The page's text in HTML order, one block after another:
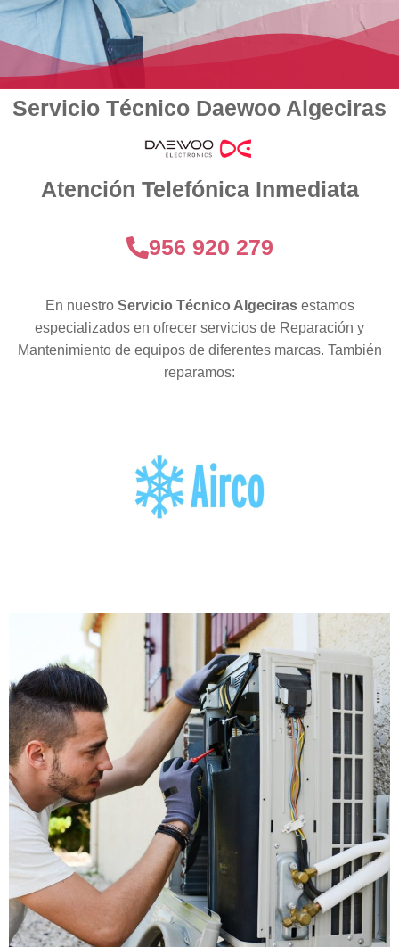
Servicio Técnico Daewoo Algeciras
Atención Telefónica Inmediata
956 920 279
En nuestro Servicio Técnico Algecirasestamos
especializados en ofrecer servicios de Reparación y
Mantenimiento de equipos de diferentes marcas. También
reparamos: